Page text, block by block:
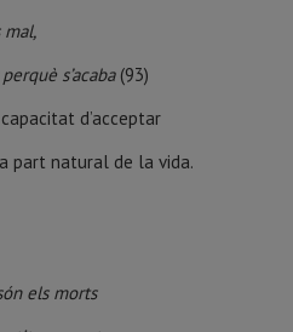
mal,
s’acaba(93)
d’acceptar
part natural de la vida.
els morts